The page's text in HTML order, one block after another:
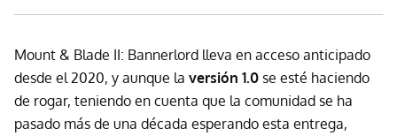
Mount & Blade II: Bannerlord lleva en acceso anticipado
desde el 2020, y aunque la versión 1.0 se esté haciendo
de rogar, teniendo en cuenta que la comunidad se ha
pasado más de una década esperando esta entrega,